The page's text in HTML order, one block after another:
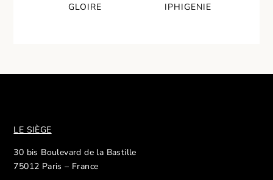
GLOIRE IPHIGENIE
LE SIÈGE
30 bis Boulevard de la Bastille
75012 Paris – France